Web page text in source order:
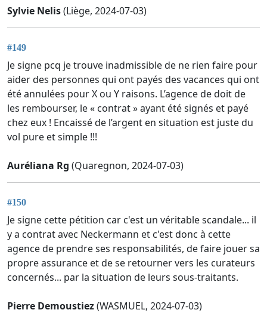
Sylvie Nelis(Liège, 2024-07-03)
#149
Je signe pcq je trouve inadmissible de ne rien faire pour
aider des personnes qui ont payés des vacances qui ont
été annulées pour X ou Y raisons. L’agence de doit de
les rembourser, le « contrat » ayant été signés et payé
chez eux ! Encaissé de l’argent en situation est juste du
vol pure et simple !!!
Auréliana Rg (Quaregnon, 2024-07-03)
#150
Je signe cette pétition car c'est un véritable scandale... il
y a contrat avec Neckermann et c'est donc à cette
agence de prendre ses responsabilités, de faire jouer sa
propre assurance et de se retourner vers les curateurs
concernés... par la situation de leurs sous-traitants.
Pierre Demoustiez(WASMUEL, 2024-07-03)